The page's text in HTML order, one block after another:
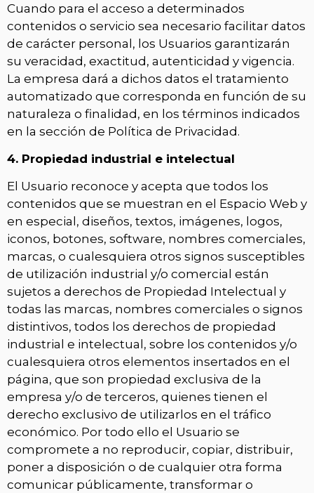
Cuando para el acceso a determinados
contenidos o servicio sea necesario facilitar datos
de carácter personal, los Usuarios garantizarán
su veracidad, exactitud, autenticidad y vigencia.
La empresa dará a dichos datos el tratamiento
automatizado que corresponda en función de su
naturaleza o finalidad, en los términos indicados
en la sección de Política de Privacidad.
4. Propiedad industrial e intelectual
El Usuario reconoce y acepta que todos los
contenidos que se muestran en el Espacio Web y
en especial, diseños, textos, imágenes, logos,
iconos, botones, software, nombres comerciales,
marcas, o cualesquiera otros signos susceptibles
de utilización industrial y/o comercial están
sujetos a derechos de Propiedad Intelectual y
todas las marcas, nombres comerciales o signos
distintivos, todos los derechos de propiedad
industrial e intelectual, sobre los contenidos y/o
cualesquiera otros elementos insertados en el
página, que son propiedad exclusiva de la
empresa y/o de terceros, quienes tienen el
derecho exclusivo de utilizarlos en el tráfico
económico. Por todo ello el Usuario se
compromete a no reproducir, copiar, distribuir,
poner a disposición o de cualquier otra forma
comunicar públicamente, transformar o